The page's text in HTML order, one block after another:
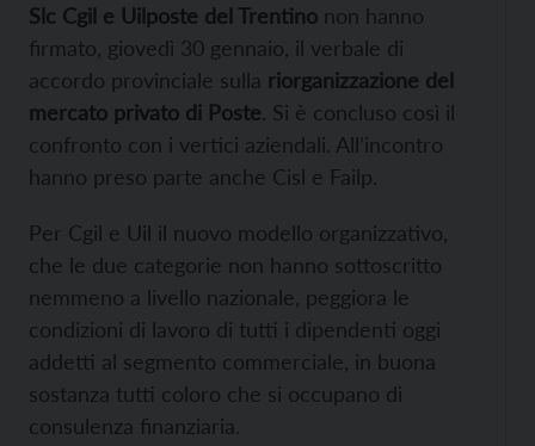
Slc Cgil e Uilposte del Trentino non hanno
firmato, giovedì 30 gennaio, il verbale di
accordo provinciale sulla riorganizzazione del
mercato privato di Poste. Si è concluso così il
confronto con i vertici aziendali. All’incontro
hanno preso parte anche Cisl e Failp.
Per Cgil e Uil il nuovo modello organizzativo,
che le due categorie non hanno sottoscritto
nemmeno a livello nazionale, peggiora le
condizioni di lavoro di tutti i dipendenti oggi
addetti al segmento commerciale, in buona
sostanza tutti coloro che si occupano di
consulenza finanziaria.